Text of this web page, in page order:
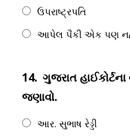
ઉપરાષ્ટ્રપતિ
આપેલ પૈકી એક પણ
14. ગુજરાત
જણાવો.
આર. સુભાષ રેડ્ડી